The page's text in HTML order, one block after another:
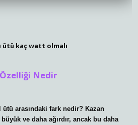
ütü kaç watt olmalı
Nedir
ütü arasındaki fark nedir? Kazan
ve daha ağırdır, ancak bu daha